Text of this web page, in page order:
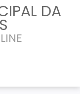
DA